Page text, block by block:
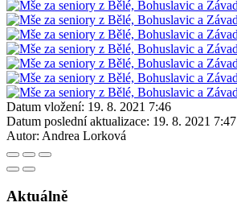
Datum vložení: 19. 8. 2021 7:46
Datum poslední aktualizace: 19. 8. 2021 7:47
Autor: Andrea Lorková
Aktuálně